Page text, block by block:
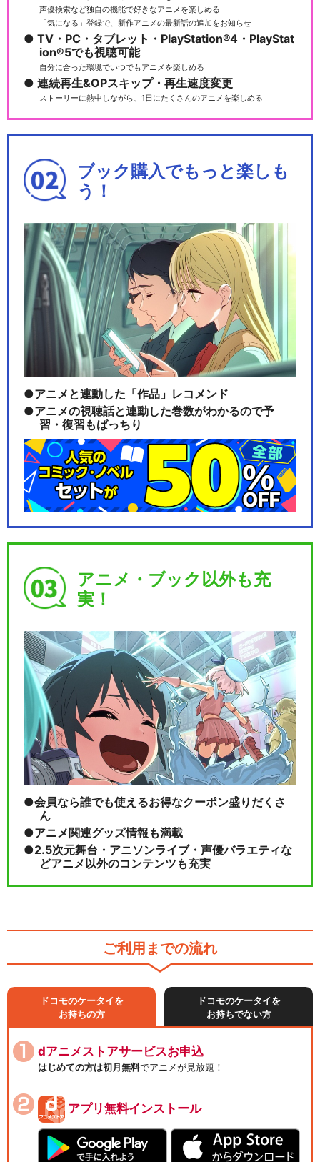
声優検索など独自の機能で好きなアニメを楽しめる
「気になる」登録で、新作アニメの最新話の追加をお知らせ
TV・PC・タブレット・PlayStation®4・PlayStat
ion®5でも視聴可能
自分に合った環境でいつでもアニメを楽しめる
連続再生&OPスキップ・再生速度変更
ストーリーに熱中しながら、1日にたくさんのアニメを楽しめる
ブック購入でもっと楽しも
う！
アニメと連動した「作品」レコメンド
アニメの視聴話と連動した巻数がわかるので予
習・復習もばっちり
アニメ・ブック以外も充
実！
会員なら誰でも使えるお得なクーポン盛りだくさ
ん
アニメ関連グッズ情報も満載
2.5次元舞台・アニソンライブ・声優バラエティな
どアニメ以外のコンテンツも充実
ご利用までの流れ
ドコモのケータイを
お持ちの方
ドコモのケータイを
お持ちでない方
dアニメストアサービスお申込
はじめての方は初月無料でアニメが見放題！
アプリ無料インストール